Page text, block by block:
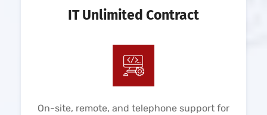
IT Unlimited Contract
On-site, remote, and telephone support for